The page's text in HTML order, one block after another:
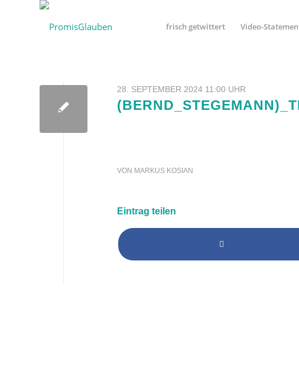
frisch getwittert Video-
28. SEPTEMBER 2024 11:00 UHR
VON MARKUS KOSIAN
Eintrag teilen